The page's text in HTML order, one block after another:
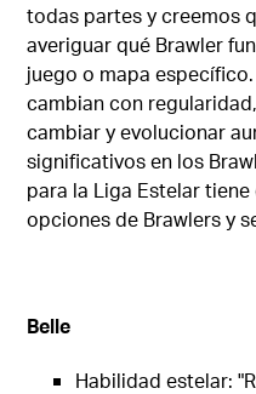
todas partes y creemos
averiguar qué Brawler
juego o mapa
cambian con
cambiar y evolucionar
significativos en los
para la Liga Estelar
opciones de Brawlers y
Belle
Habilidad estelar: